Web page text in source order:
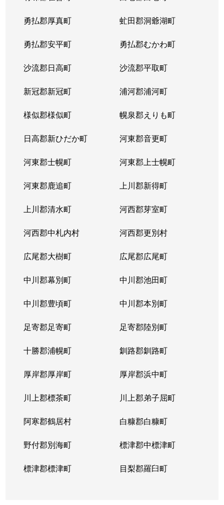
勇払郡厚真町 虻田郡洞爺湖町
勇払郡安平町 勇払郡むかわ町
沙流郡日高町 沙流郡平取町
新冠郡新冠町 浦河郡浦河町
様似郡様似町 幌泉郡えりも町
日高郡新ひだか町 河東郡音更町
河東郡士幌町 河東郡上士幌町
河東郡鹿追町 上川郡新得町
上川郡清水町 河西郡芽室町
河西郡中札内村 河西郡更別村
広尾郡大樹町 広尾郡広尾町
中川郡幕別町 中川郡池田町
中川郡豊頃町 中川郡本別町
足寄郡足寄町 足寄郡陸別町
十勝郡浦幌町 釧路郡釧路町
厚岸郡厚岸町 厚岸郡浜中町
川上郡標茶町 川上郡弟子屈町
阿寒郡鶴居村 白糠郡白糠町
野付郡別海町 標津郡中標津町
標津郡標津町 目梨郡羅臼町